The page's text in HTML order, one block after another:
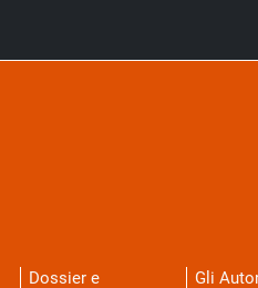
Dossier e
Gli